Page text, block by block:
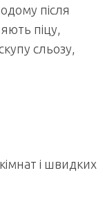
після
піцу,
сльозу,
і швидких